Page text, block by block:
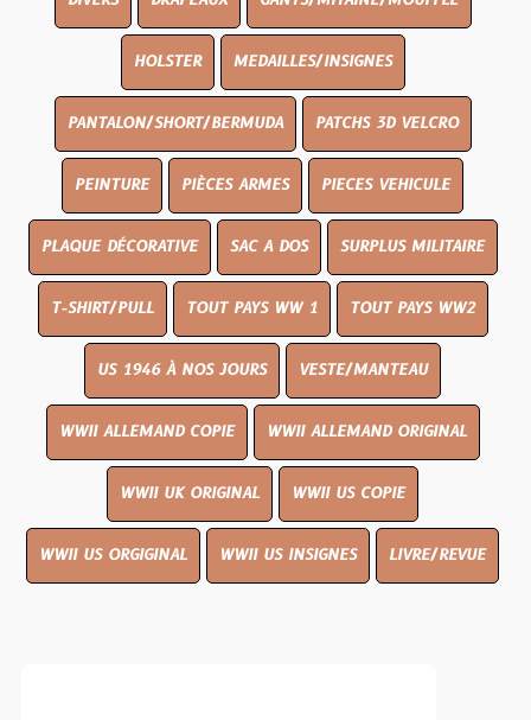
HOLSTER MEDAILLES/INSIGNES
PANTALON/SHORT/BERMUDA PATCHS 3D VELCRO
PEINTURE PIÈCES ARMES PIECES VEHICULE
PLAQUE DÉCORATIVE SAC A DOS SURPLUS MILITAIRE
T-SHIRT/PULL TOUT PAYS WW 1 TOUT PAYS WW2
US 1946 À NOS JOURS VESTE/MANTEAU
WWII ALLEMAND COPIE WWII ALLEMAND ORIGINAL
WWII UK ORIGINAL WWII US COPIE
WWII US ORGIGINAL WWII US INSIGNES LIVRE/REVUE